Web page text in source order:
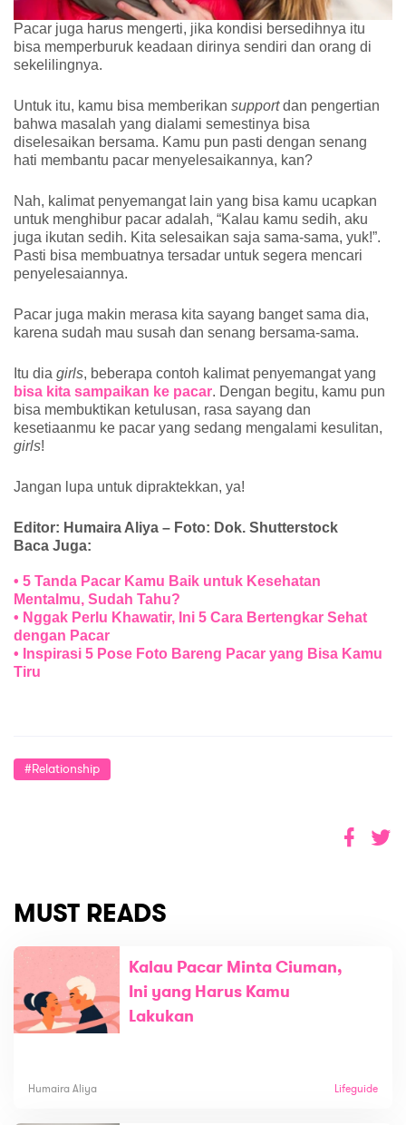
Pacar juga harus mengerti, jika kondisi bersedihnya itu
bisa memperburuk keadaan dirinya sendiri dan orang di
sekelilingnya.
Untuk itu, kamu bisa memberikan support dan pengertian
bahwa masalah yang dialami semestinya bisa
diselesaikan bersama. Kamu pun pasti dengan senang
hati membantu pacar menyelesaikannya, kan?
Nah, kalimat penyemangat lain yang bisa kamu ucapkan
untuk menghibur pacar adalah, “Kalau kamu sedih, aku
juga ikutan sedih. Kita selesaikan saja sama-sama, yuk!”.
Pasti bisa membuatnya tersadar untuk segera mencari
penyelesaiannya.
Pacar juga makin merasa kita sayang banget sama dia,
karena sudah mau susah dan senang bersama-sama.
Itu dia girls
bisa kita sampaikan ke pacar. Dengan begitu, kamu pun
bisa membuktikan ketulusan, rasa sayang dan
girls!
Jangan lupa untuk dipraktekkan, ya!
Editor: Humaira Aliya – Foto: Dok. Shutterstock
Baca Juga:
• 5 Tanda Pacar Kamu Baik untuk Kesehatan
Mentalmu, Sudah Tahu?
• Nggak Perlu Khawatir, Ini 5 Cara Bertengkar Sehat
dengan Pacar
• Inspirasi 5 Pose Foto Bareng Pacar yang Bisa Kamu
Tiru
#Relationship
MUST READS
Kalau Pacar Minta Ciuman,
Ini yang Harus Kamu
Lakukan
Humaira Aliya Lifeguide